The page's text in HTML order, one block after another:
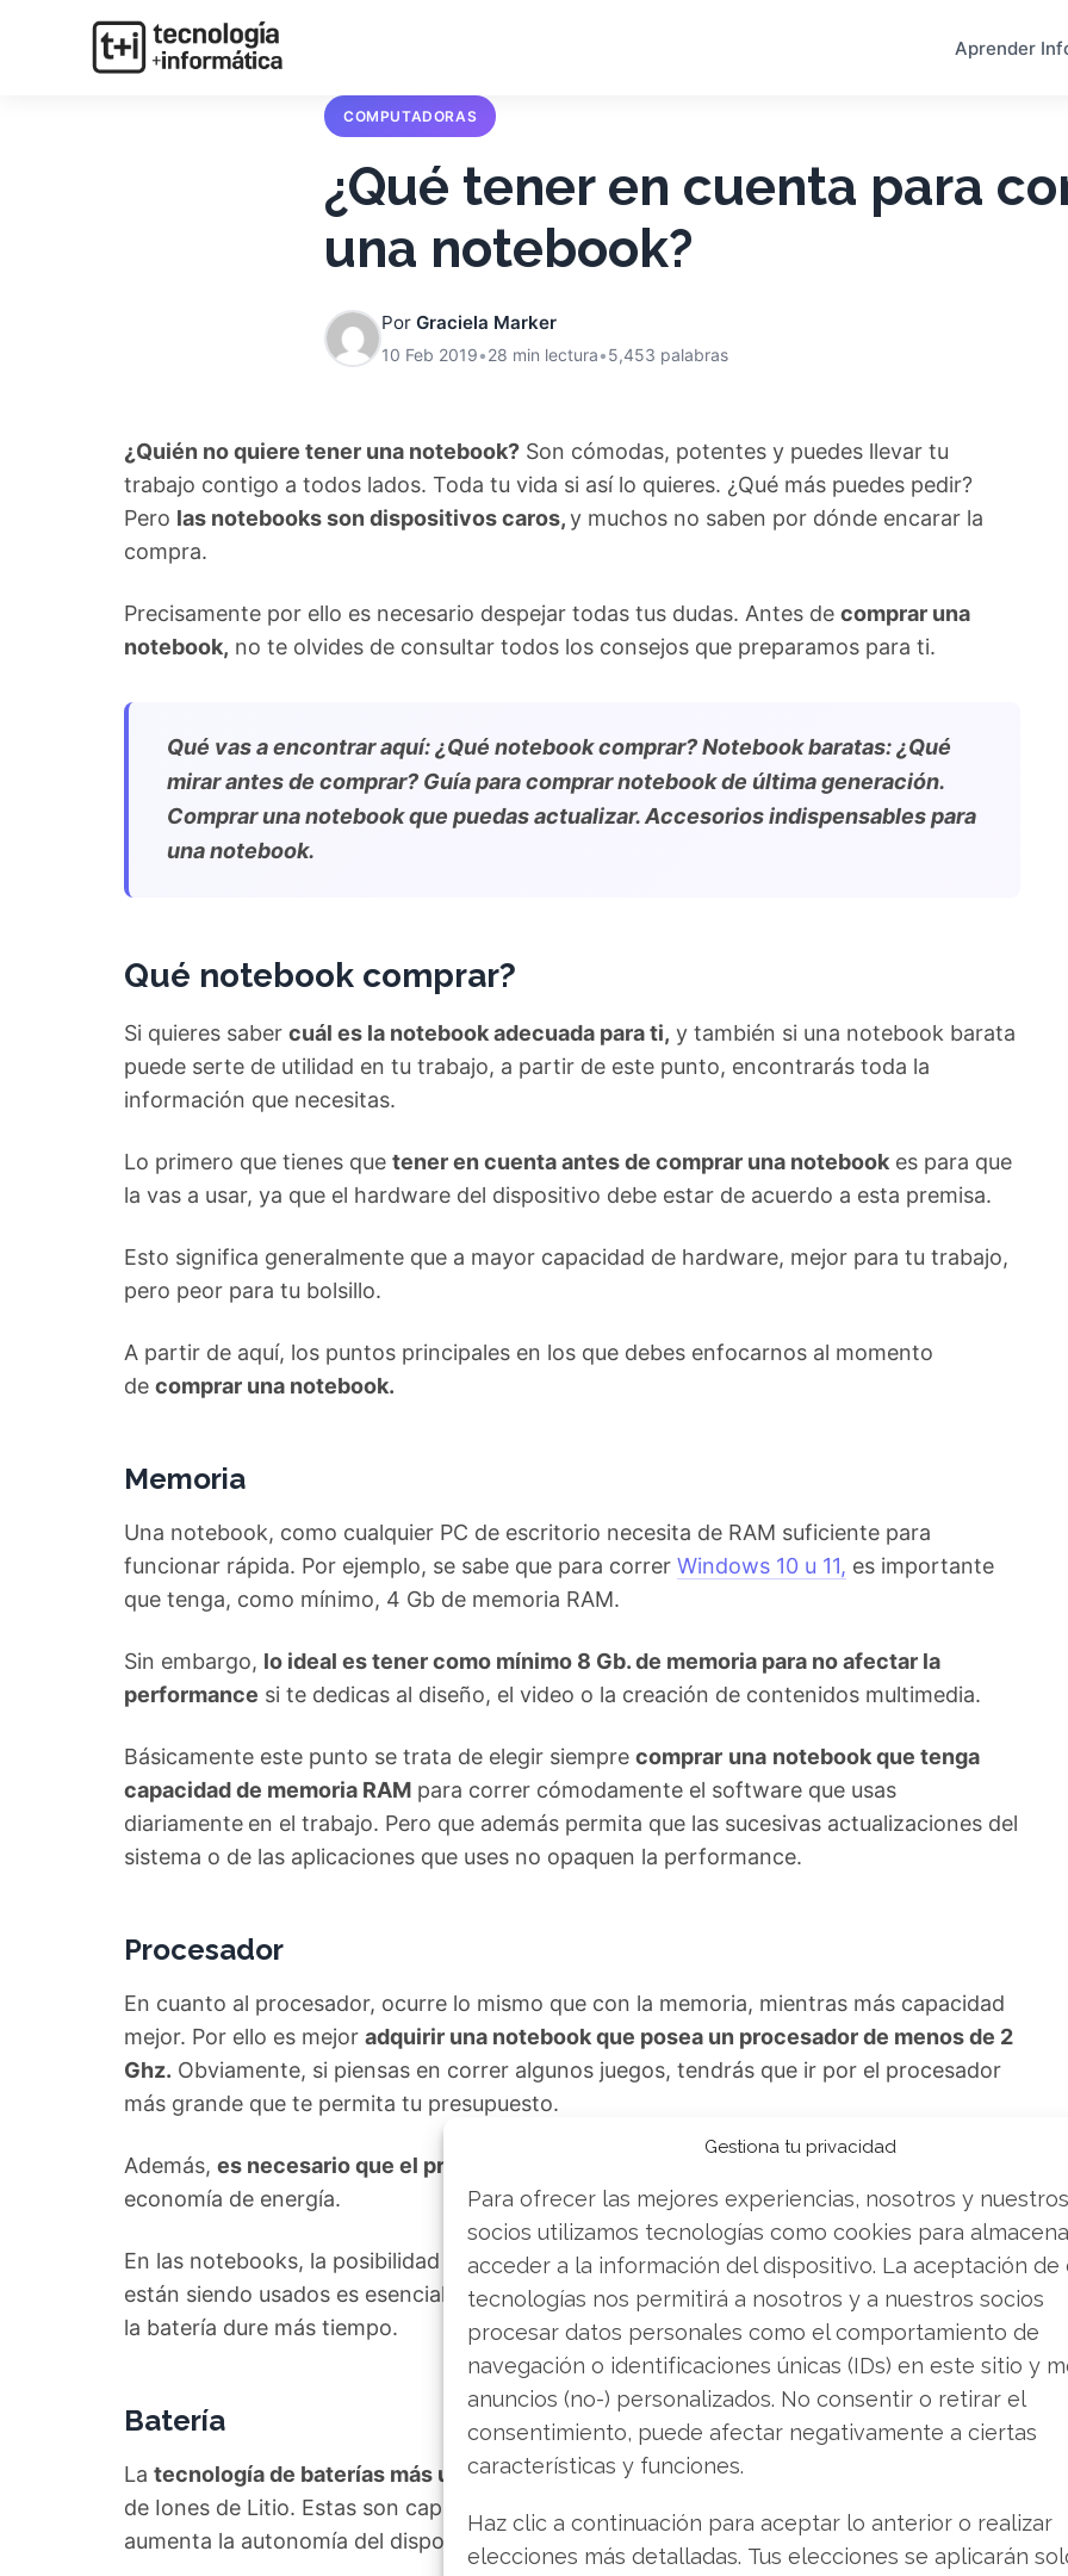
Gestiona tu privacidad
Para ofrecer las mejores experiencias, nosotros y nuestros
socios utilizamos tecnologías como cookies para
acceder a la información del dispositivo. La aceptación de
tecnologías nos permitirá a nosotros y a nuestros socios
procesar datos personales como el comportamiento de
navegación o identificaciones únicas (IDs) en este sitio y
anuncios (no-) personalizados. No consentir o retirar el
consentimiento, puede afectar negativamente a ciertas
características y funciones.
Haz clic a continuación para aceptar lo anterior o realizar
elecciones más detalladas. Tus elecciones se aplicarán
Aprender
COMPUTADORAS
¿Qué tener en cuenta para
una notebook?
Por Graciela Marker
10 Feb 2019•28 min lectura•5,453 palabras
¿Quién no quiere tener una notebook? Son cómodas, potentes y puedes llevar tu
trabajo contigo a todos lados. Toda tu vida si así lo quieres. ¿Qué más puedes pedir?
Pero las notebooks son dispositivos caros,y muchos no saben por dónde encarar la
compra.
Precisamente por ello es necesario despejar todas tus dudas. Antes de comprar una
notebook, no te olvides de consultar todos los consejos que preparamos para ti.
Qué vas a encontrar aquí: ¿Qué notebook comprar? Notebook baratas: ¿Qué
mirar antes de comprar? Guía para comprar notebook de última generación.
Comprar una notebook que puedas actualizar. Accesorios indispensables para
una notebook.
Qué notebook comprar?
Si quieres saber cuál es la notebook adecuada para ti, y también si una notebook barata
puede serte de utilidad en tu trabajo, a partir de este punto, encontrarás toda la
información que necesitas.
Lo primero que tienes que tener en cuenta antes de comprar una notebook es para que
la vas a usar, ya que el hardware del dispositivo debe estar de acuerdo a esta premisa.
Esto significa generalmente que a mayor capacidad de hardware, mejor para tu trabajo,
pero peor para tu bolsillo.
A partir de aquí, los puntos principales en los que debes enfocarnos al momento
de comprar una notebook.
Memoria
Una notebook, como cualquier PC de escritorio necesita de RAM suficiente para
funcionar rápida. Por ejemplo, se sabe que para correr Windows 10 u 11, es importante
que tenga, como mínimo, 4 Gb de memoria RAM.
Sin embargo, lo ideal es tener como mínimo 8 Gb. de memoria para no afectar la
performance si te dedicas al diseño, el video o la creación de contenidos multimedia.
Básicamente este punto se trata de elegir siempre comprar una notebook que tenga
capacidad de memoria RAM para correr cómodamente el software que usas
diariamente en el trabajo. Pero que además permita que las sucesivas actualizaciones del
sistema o de las aplicaciones que uses no opaquen la performance.
Procesador
En cuanto al procesador, ocurre lo mismo que con la memoria, mientras más capacidad
mejor. Por ello es mejor adquirir una notebook que posea un procesador de menos de 2
Ghz. Obviamente, si piensas en correr algunos juegos, tendrás que ir por el procesador
más grande que te permita tu presupuesto.
Además, es necesario que el procesador sea multinúcleo
economía de energía.
En las notebooks, la posibilidad deahorrar energíacuando determinados recursos no
están siendo usados es esencial. Esto permite que la notebook se refrigere mejory que
la batería dure más tiempo.
Batería
La tecnología de baterías más utilizada en celulares y notebooks
de Iones de Litio. Estas son capaces de retener más energía por más tiempo, con lo que
aumenta la autonomía del dispositivo que la utiliza.